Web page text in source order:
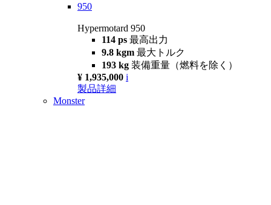
950
Hypermotard 950
114 ps 最高出力
9.8 kgm 最大トルク
193 kg 装備重量（燃料を除く）
¥ 1,935,000 i
製品詳細
Monster